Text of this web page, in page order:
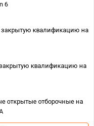
6
закрытую квалификацию на
квалификацию на
открытые отборочные на